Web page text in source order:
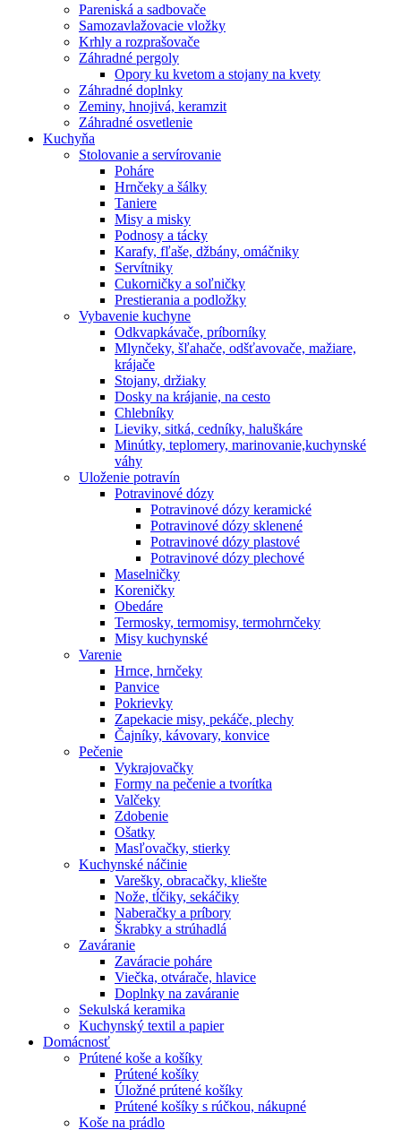
Pareniská a sadbovače
Samozavlažovacie vložky
Krhly a rozprašovače
Záhradné pergoly
Opory ku kvetom a stojany na kvety
Záhradné doplnky
Zeminy, hnojivá, keramzit
Záhradné osvetlenie
Kuchyňa
Stolovanie a servírovanie
Poháre
Hrnčeky a šálky
Taniere
Misy a misky
Podnosy a tácky
Karafy, fľaše, džbány, omáčniky
Servítniky
Cukorničky a soľničky
Prestierania a podložky
Vybavenie kuchyne
Odkvapkávače, príborníky
Mlynčeky, šľahače, odšťavovače, mažiare,
krájače
Stojany, držiaky
Dosky na krájanie, na cesto
Chlebníky
Lieviky, sitká, cedníky, haluškáre
Minútky, teplomery, marinovanie,kuchynské
váhy
Uloženie potravín
Potravinové dózy
Potravinové dózy keramické
Potravinové dózy sklenené
Potravinové dózy plastové
Potravinové dózy plechové
Maselničky
Koreničky
Obedáre
Termosky, termomisy, termohrnčeky
Misy kuchynské
Varenie
Hrnce, hrnčeky
Panvice
Pokrievky
Zapekacie misy, pekáče, plechy
Čajníky, kávovary, konvice
Pečenie
Vykrajovačky
Formy na pečenie a tvorítka
Valčeky
Zdobenie
Ošatky
Masľovačky, stierky
Kuchynské náčinie
Varešky, obracačky, kliešte
Nože, tĺčiky, sekáčiky
Naberačky a príbory
Škrabky a strúhadlá
Zaváranie
Zaváracie poháre
Viečka, otvárače, hlavice
Doplnky na zaváranie
Sekulská keramika
Kuchynský textil a papier
Domácnosť
Prútené koše a košíky
Prútené košíky
Úložné prútené košíky
Prútené košíky s rúčkou, nákupné
Koše na prádlo